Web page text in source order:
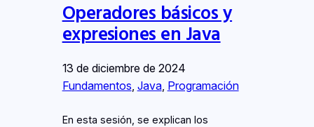
Operadores básicos y
expresiones en Java
13 de diciembre de 2024
Fundamentos, Java, Programación
En esta sesión, se explican los